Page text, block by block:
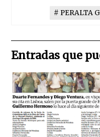
PERALTA
Entradas que